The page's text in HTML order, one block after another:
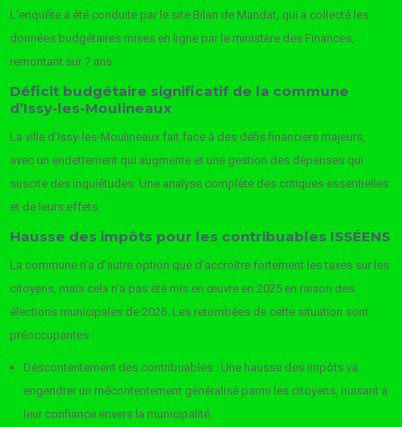
L’enquête a été conduite par le site Bilan de Mandat, qui a collecté les
données budgétaires mises en ligne par le ministère des Finances,
remontant sur 7 ans
Déficit budgétaire significatif de la commune
d’Issy-les-Moulineaux
La ville d’Issy-les-Moulineaux fait face à des défis financiers majeurs,
avec un endettement qui augmente et une gestion des dépenses qui
suscite des inquiétudes. Une analyse complète des critiques essentielles
et de leurs effets.
Hausse des impôts pour les contribuables ISSÉENS
La commune n’a d’autre option que d’accroître fortement les taxes sur les
citoyens, mais cela n’a pas été mis en œuvre en 2025 en raison des
élections municipales de 2026. Les retombées de cette situation sont
préoccupantes :
Déscontentement des contribuables : Une hausse des impôts va
engendrer un mécontentement généralisé parmi les citoyens, nuisant à
leur confiance envers la municipalité.